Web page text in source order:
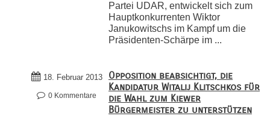
Partei UDAR, entwickelt sich zum
Hauptkonkurrenten Wiktor
Janukowitschs im Kampf um die
Präsidenten-Schärpe im ...
18. Februar 2013
0 Kommentare
Opposition beabsichtigt, die
Kandidatur Witalij Klitschkos für
die Wahl zum Kiewer
Bürgermeister zu unterstützen